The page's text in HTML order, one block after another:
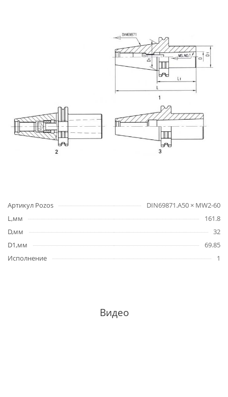
Артикул Pozos
DIN69871.А50 × MW2-60
L,мм
161.8
D,мм
32
D1,мм
69.85
Исполнение
1
Видео